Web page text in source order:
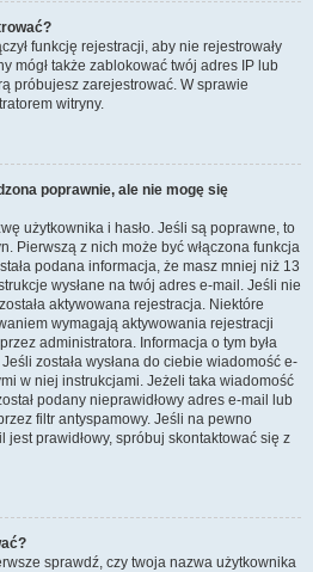
funkcję rejestracji, aby nie rejestrowały
mógł także zablokować twój adres IP lub
próbujesz zarejestrować. W sprawie
witryny.
poprawnie, ale nie mogę się
użytkownika i hasło. Jeśli są poprawne, to
Pierwszą z nich może być włączona funkcja
podana informacja, że masz mniej niż 13
wysłane na twój adres e-mail. Jeśli nie
aktywowana rejestracja. Niektóre
wymagają aktywowania rejestracji
administratora. Informacja o tym była
została wysłana do ciebie wiadomość e-
w niej instrukcjami. Jeżeli taka wiadomość
podany nieprawidłowy adres e-mail lub
filtr antyspamowy. Jeśli na pewno
prawidłowy, spróbuj skontaktować się z
sprawdź, czy twoja nazwa użytkownika